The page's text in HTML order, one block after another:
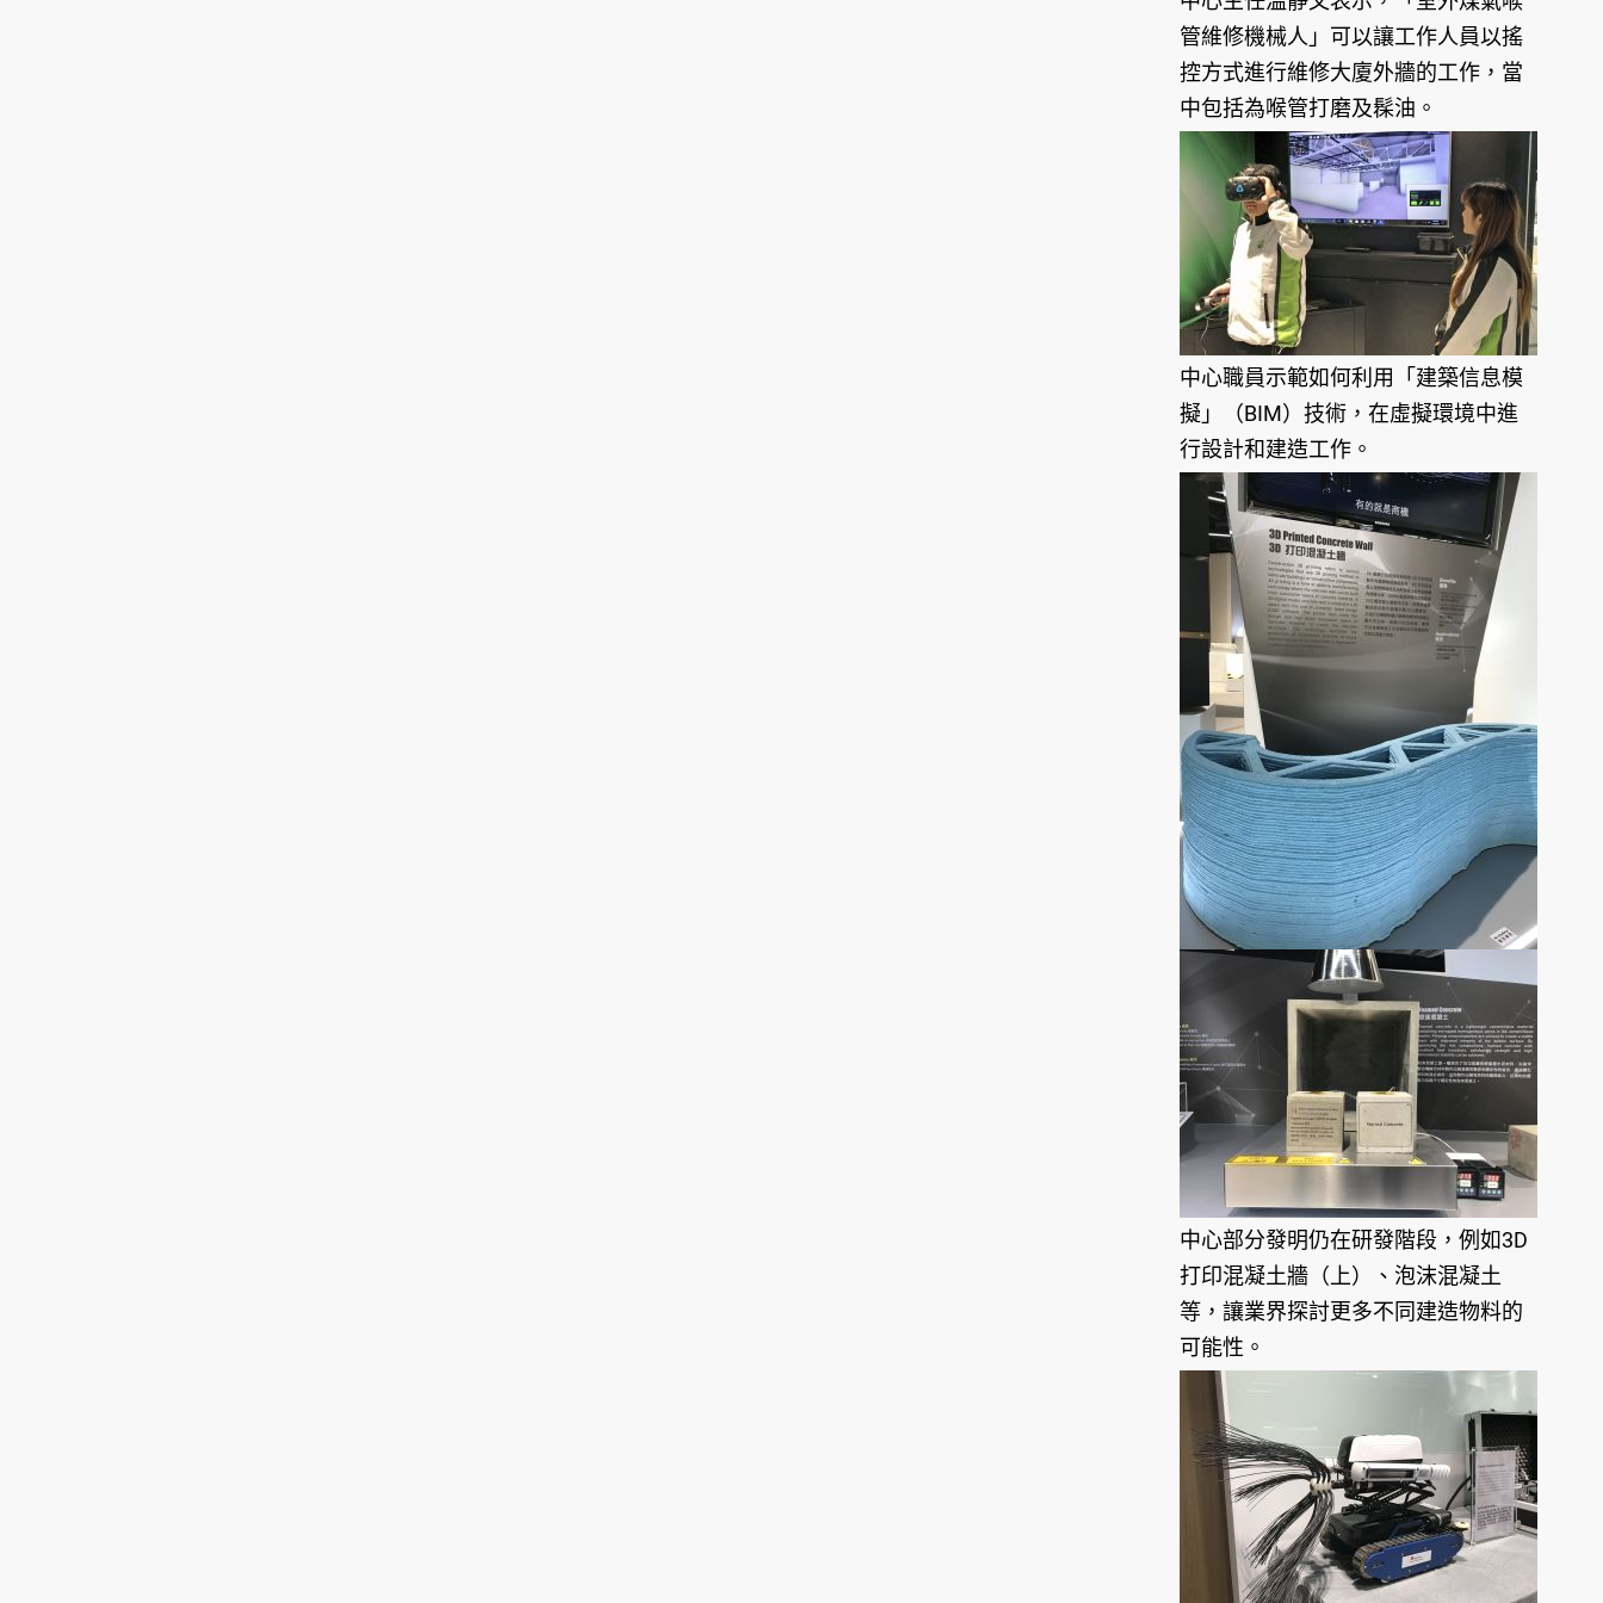
管維修機械人」可以讓工作人員以搖
控方式進行維修大廈外牆的工作，當
中包括為喉管打磨及髹油。
中心職員示範如何利用「建築信息模
擬」（BIM）技術，在虛擬環境中進
行設計和建造工作。
中心部分發明仍在研發階段，例如3D
打印混凝土牆（上）、泡沫混凝土
等，讓業界探討更多不同建造物料的
可能性。